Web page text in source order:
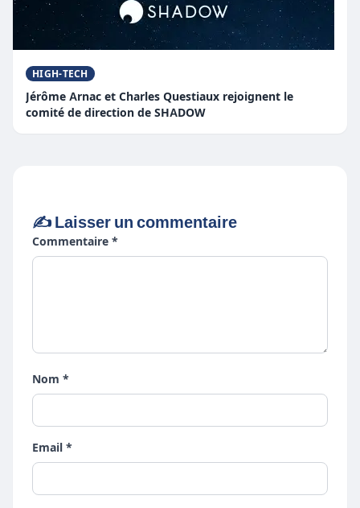
HIGH-TECH
Jérôme Arnac et Charles Questiaux rejoignent le
comité de direction de SHADOW
✍️ Laisser un commentaire
Commentaire *
Nom *
Email *